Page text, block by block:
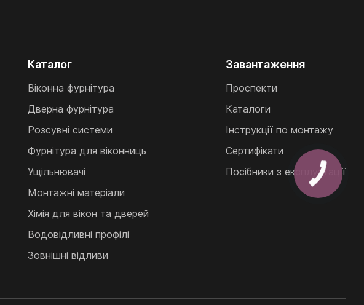
Каталог
Віконна фурнітура
Дверна фурнітура
Розсувні системи
Фурнітура для віконниць
Ущільнювачі
Монтажні матеріали
Хімія для вікон та дверей
Водовідливні профілі
Зовнішні відливи
Завантаження
Проспекти
Каталоги
Інструкції по монтажу
Сертифікати
Посібники з експлуатації